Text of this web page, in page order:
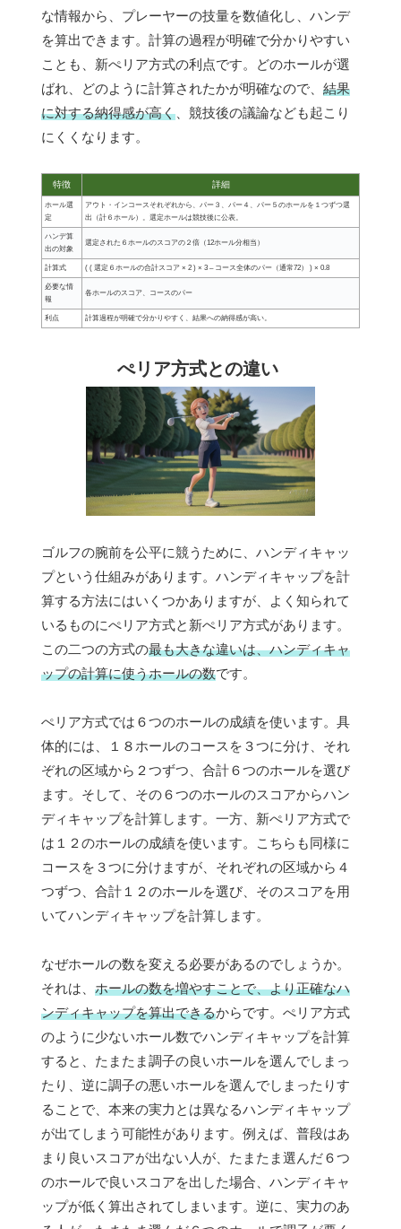
な情報から、プレーヤーの技量を数値化し、ハンデ
を算出できます。計算の過程が明確で分かりやすい
ことも、新ぺリア方式の利点です。どのホールが選
ばれ、どのように計算されたかが明確なので、 結果
に対する納得感が高く 、競技後の議論なども起こり
にくくなります。
特徴 詳細
ホール選
定
アウト・インコースそれぞれから、パー３、パー４、パー５のホールを１つずつ選
出（計６ホール）。選定ホールは競技後に公表。
ハンデ算
出の対象
選定された６ホールのスコアの２倍（12ホール分相当）
計算式 ( ( 選定６ホールの合計スコア × 2 ) × 3 – コース全体のパー（通常72） ) × 0.8
必要な情
報
各ホールのスコア、コースのパー
利点 計算過程が明確で分かりやすく、結果への納得感が高い。
ぺリア方式との違い
ゴルフの腕前を公平に競うために、ハンディキャッ
プという仕組みがあります。ハンディキャップを計
算する方法にはいくつかありますが、よく知られて
いるものにぺリア方式と新ぺリア方式があります。
この二つの方式の最も大きな違いは、ハンディキャ
ップの計算に使うホールの数です。
ぺリア方式では６つのホールの成績を使います。具
体的には、１８ホールのコースを３つに分け、それ
ぞれの区域から２つずつ、合計６つのホールを選び
ます。そして、その６つのホールのスコアからハン
ディキャップを計算します。一方、新ぺリア方式で
は１２のホールの成績を使います。こちらも同様に
コースを３つに分けますが、それぞれの区域から４
つずつ、合計１２のホールを選び、そのスコアを用
いてハンディキャップを計算します。
なぜホールの数を変える必要があるのでしょうか。
それは、 ホールの数を増やすことで、より正確なハ
ンディキャップを算出できるからです。ぺリア方式
のように少ないホール数でハンディキャップを計算
すると、たまたま調子の良いホールを選んでしまっ
たり、逆に調子の悪いホールを選んでしまったりす
ることで、本来の実力とは異なるハンディキャップ
が出てしまう可能性があります。例えば、普段はあ
まり良いスコアが出ない人が、たまたま選んだ６つ
のホールで良いスコアを出した場合、ハンディキャ
ップが低く算出されてしまいます。逆に、実力のあ